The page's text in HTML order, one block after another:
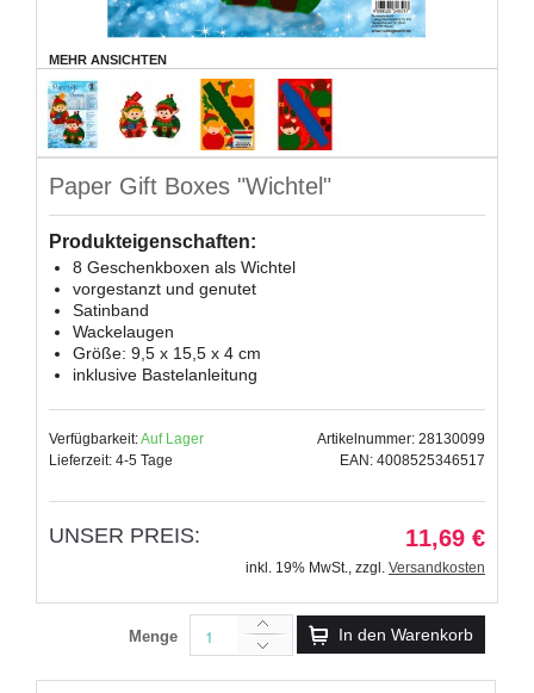
MEHR ANSICHTEN
Paper Gift Boxes "Wichtel"
Produkteigenschaften:
8 Geschenkboxen als Wichtel
vorgestanzt und genutet
Satinband
Wackelaugen
Größe: 9,5 x 15,5 x 4 cm
inklusive Bastelanleitung
Verfügbarkeit:Auf Lager
Lieferzeit: 4-5 Tage
Artikelnummer: 28130099
EAN: 4008525346517
UNSER PREIS: 11,69 €
inkl. 19% MwSt., zzgl. Versandkosten
Menge In den Warenkorb